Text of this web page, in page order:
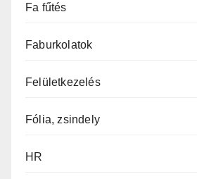
Fa fűtés
Faburkolatok
Felületkezelés
Fólia, zsindely
HR